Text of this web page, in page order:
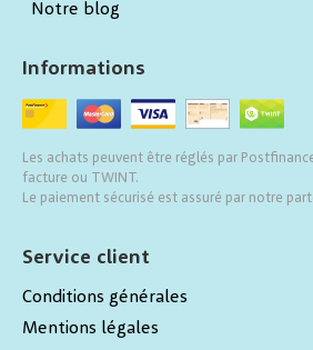
Service client
Conditions générales
Mentions légales
Informations
Les achats peuvent être réglés par
facture ou TWINT.
Le paiement sécurisé est assuré par notre
Notre blog